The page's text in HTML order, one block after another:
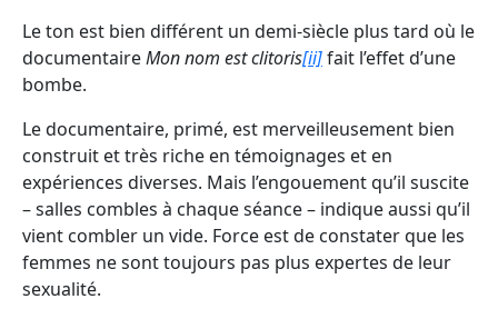
Le ton est bien différent un demi-siècle plus tard où le
documentaireMon nom est clitoris[ii]fait l’effet d’une
bombe.
Le documentaire, primé, est merveilleusement bien
construit et très riche en témoignages et en
expériences diverses. Mais l’engouement qu’il suscite
– salles combles à chaque séance – indique aussi qu’il
vient combler un vide. Force est de constater que les
femmes ne sont toujours pas plus expertes de leur
sexualité.